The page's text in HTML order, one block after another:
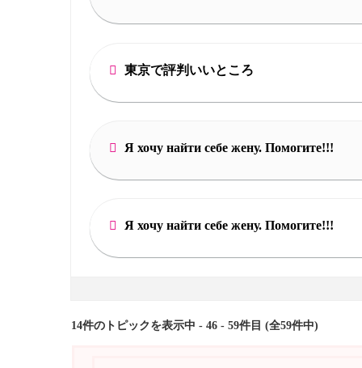
東京で評判いいところ
Я хочу найти себе жену. Помогите!!!
Я хочу найти себе жену. Помогите!!!
14件のトピックを表示中 - 46 - 59件目 (全59件中)